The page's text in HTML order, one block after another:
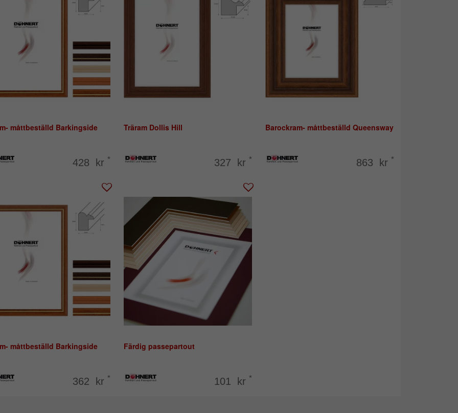
måttbeställd Barkingside
428 kr *
Träram Dollis Hill
327 kr *
Barockram- måttbeställd Queensway
863 kr *
måttbeställd Barkingside
362 kr *
Färdig passepartout
101 kr *